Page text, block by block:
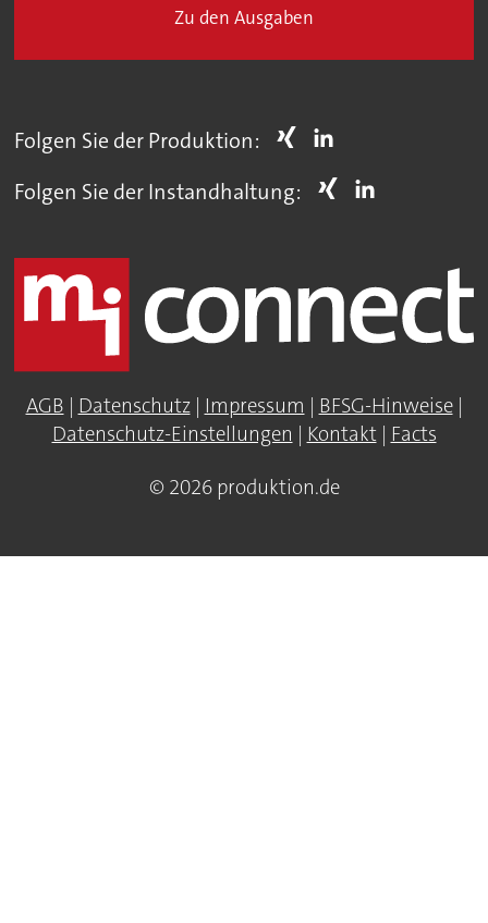
Zu den Ausgaben
Folgen Sie der Produktion:
Folgen Sie der Instandhaltung:
AGB | Datenschutz| Impressum | BFSG-Hinweise|
Datenschutz-Einstellungen | Kontakt| Facts
© 2026 produktion.de